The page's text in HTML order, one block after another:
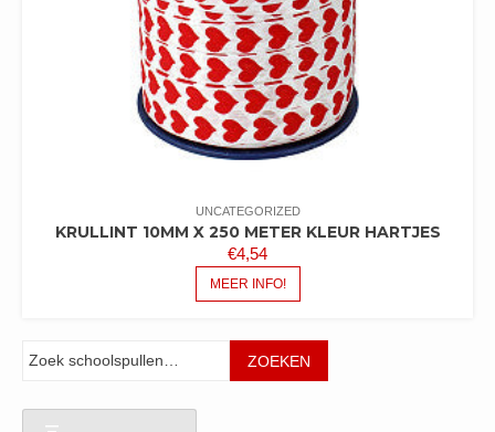
UNCATEGORIZED
KRULLINT 10MM X 250 METER KLEUR HARTJES
€4,54
MEER INFO!
ZOEKEN